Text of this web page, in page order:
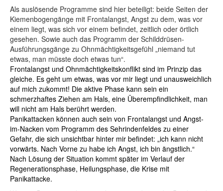
Als auslösende Programme sind hier beteiligt: beide Seiten der
Kiemenbogengänge mit Frontalangst, Angst zu dem, was vor
einem liegt, was sich vor einem befindet, zeitlich oder örtlich
gesehen. Sowie auch das Programm der Schilddrüsen-
Ausführungsgänge zu Ohnmächtigkeitsgefühl „niemand tut
etwas, man müsste doch etwas tun“.
Frontalangst und Ohnmächtigkeitskonflikt sind im Prinzip das
gleiche. Es geht um etwas, was vor mir liegt und unausweichlich
auf mich zukommt! Die aktive Phase kann sein ein
schmerzhaftes Ziehen am Hals, eine Überempfindlichkeit, man
will nicht am Hals berührt werden.
Panikattacken können auch sein von Frontalangst und Angst-
im-Nacken vom Programm des Sehrindenfeldes zu einer
Gefahr, die sich unsichtbar hinter mir befindet: „ich kann nicht
vorwärts. Nach Vorne zu habe ich Angst, ich bin ängstlich.“
Nach Lösung der Situation kommt später im Verlauf der
Regenerationsphase, Heilungsphase, die Krise mit
Panikattacke.